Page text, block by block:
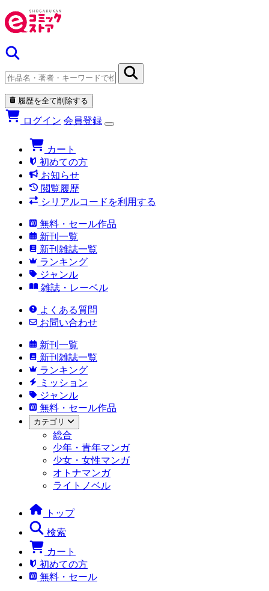
履歴を全て削除する
ログイン 会員登録
カート
初めての方
お知らせ
閲覧履歴
シリアルコードを利用する
無料・セール作品
新刊一覧
新刊雑誌一覧
ランキング
ジャンル
雑誌・レーベル
よくある質問
お問い合わせ
新刊一覧
新刊雑誌一覧
ランキング
ミッション
ジャンル
無料・セール作品
カテゴリ
総合
少年・青年マンガ
少女・女性マンガ
オトナマンガ
ライトノベル
トップ
検索
カート
初めての方
無料・セール